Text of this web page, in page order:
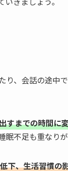
、会話の途中
すまでの時間に
不足も重なりが
下、生活習慣の